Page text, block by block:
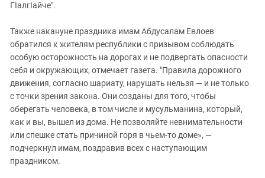
ГIалгIайче".
Также накануне праздника имам Абдусалам Евлоев
обратился к жителям республики с призывом соблюдать
особую осторожность на дорогах и не подвергать опасности
себя и окружающих, отмечает газета. "Правила дорожного
движения, согласно шариату, нарушать нельзя — и не только
с точки зрения закона. Они созданы для того, чтобы
оберегать человека, в том числе и мусульманина, который,
как и вы, вышел из дома. Не позволяйте невнимательности
или спешке стать причиной горя в чьем-то доме», —
подчеркнул имам, поздравив всех с наступающим
праздником.